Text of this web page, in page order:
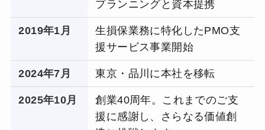
プランニングと資本提携
2019年1 月
生損保業務に特化したPMO支
援サービス事業開始
2024年7月 東京・品川に本社を移転
2025年10月
創業40周年。これまでのご支
援に感謝し、さらなる価値創